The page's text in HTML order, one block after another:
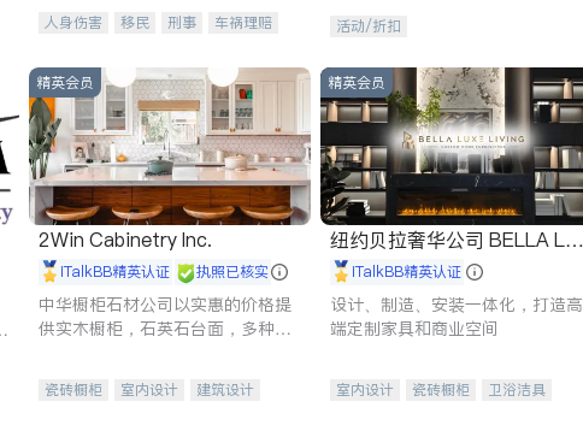
人身伤害 移民 刑事
车祸理赔
商标注册
索赔 律师-其它 保释
活动/折扣
精英会员
2Win Cabinetry Inc.
iTalkBB精英认证 执照已核实
中华橱柜石材公司以实惠的价格提
供实木橱柜，石英石台面，多种优
机。品质厨房，家的选择。
瓷砖橱柜 室内设计
建筑设计
精英会员
纽约贝拉奢华公司 BELLA LUX
E iTalkBB精英认证
设计、制造、安装一体化，打造高
端定制家具和商业空间
室内设计 瓷砖橱柜
卫浴洁具